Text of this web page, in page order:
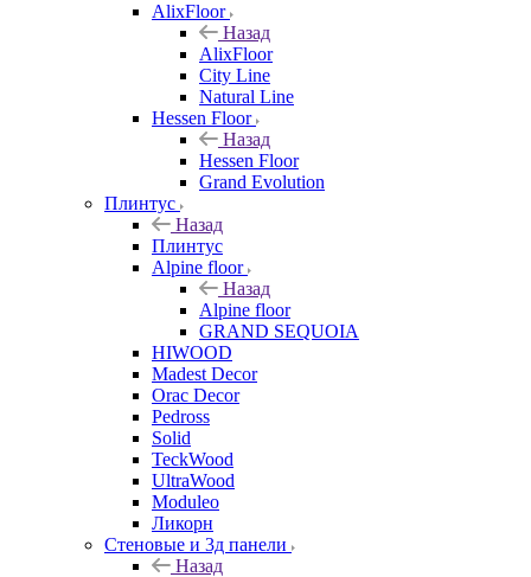
AlixFloor
Назад
AlixFloor
City Line
Natural Line
Hessen Floor
Назад
Hessen Floor
Grand Evolution
Плинтус
Назад
Плинтус
Alpine floor
Назад
Alpine floor
GRAND SEQUOIA
HIWOOD
Madest Decor
Orac Decor
Pedross
Solid
TeckWood
UltraWood
Moduleo
Ликорн
Стеновые и 3д панели
Назад